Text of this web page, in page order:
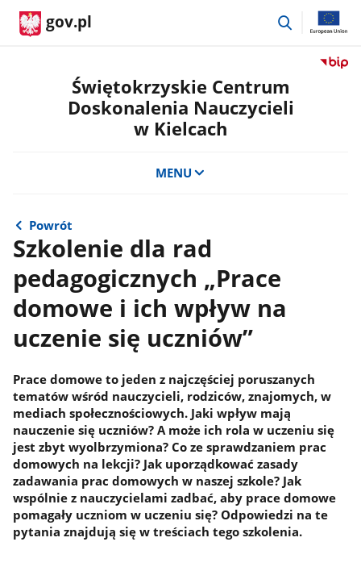
gov.pl
przejdź
Przejdź
Świętokrzyskie Centrum
Doskonalenia Nauczycieli
w Kielcach
MENU
Powrót
Szkolenie dla rad
pedagogicznych „Prace
domowe i ich wpływ na
uczenie się uczniów”
Prace domowe to jeden z najczęściej poruszanych
tematów wśród nauczycieli, rodziców, znajomych, w
mediach społecznościowych. Jaki wpływ mają
nauczenie się uczniów? A może ich rola w uczeniu się
jest zbyt wyolbrzymiona? Co ze sprawdzaniem prac
domowych na lekcji? Jak uporządkować zasady
zadawania prac domowych w naszej szkole? Jak
wspólnie z nauczycielami zadbać, aby prace domowe
pomagały uczniom w uczeniu się? Odpowiedzi na te
pytania znajdują się w treściach tego szkolenia.